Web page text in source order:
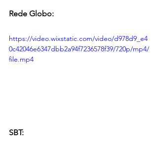
Rede Globo:
https://video.wixstatic.com/video/d978d9_e4
0c42046e6347dbb2a94f7236578f39/720p/mp4/
file.mp4
SBT: